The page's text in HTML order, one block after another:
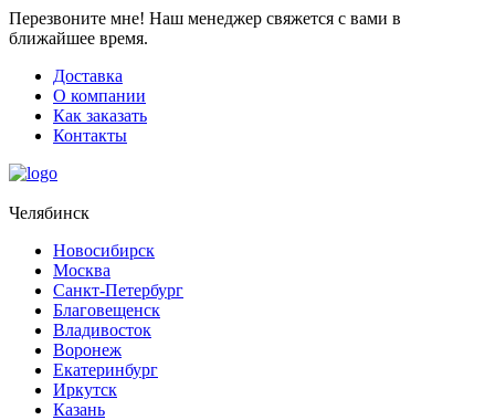
Перезвоните мне! Наш менеджер свяжется с вами в
ближайшее время.
Доставка
О компании
Как заказать
Контакты
Челябинск
Новосибирск
Москва
Санкт-Петербург
Благовещенск
Владивосток
Воронеж
Екатеринбург
Иркутск
Казань